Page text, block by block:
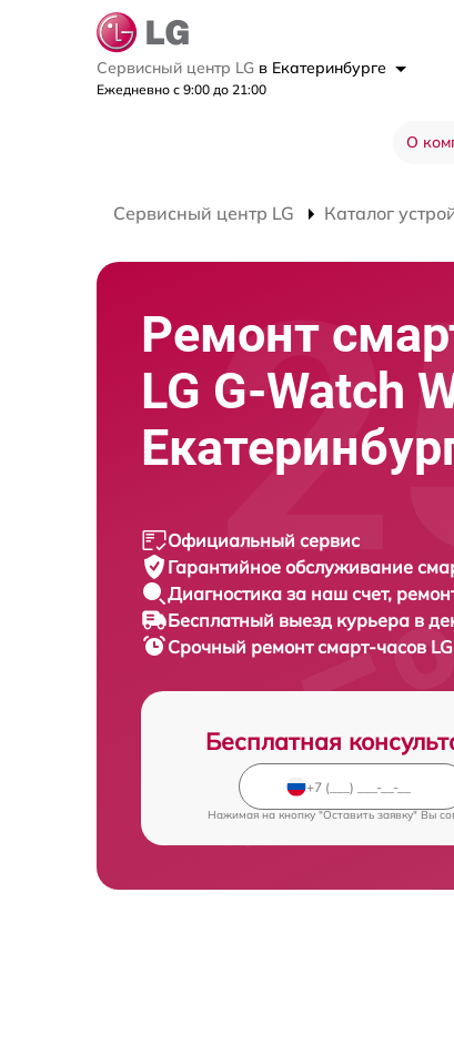
Сервисный центр LG в Екатеринбурге
Ежедневно с 9:00 до 21:00
О
Сервисный центр LG Каталог
Ремонт
LG G-Watch
Официальный сервис
Гарантийное обслуживание
Диагностика за наш счет,
Бесплатный выезд курьера в
Срочный ремонтсмарт-часов
Бесплатная
Нажимая на кнопку "Оставить заявку" Вы